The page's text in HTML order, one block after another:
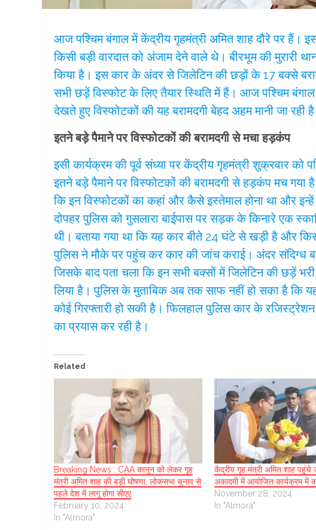
आज पश्चिम बंगाल में केंद्रीय गृहमंत्री अमित शाह दौरे पर हैं।
किसी बड़ी वारदात को अंजाम देने वाले थे। बीरभूम की मुरारी
किया है। इस कार के अंदर से जिलेटिन की छड़ों के 17 बक्से
सभी छड़ें विस्फोट के लिए तैयार स्थिति में हैं। आज पश्चिम
देखते हुए विस्फोटकों की यह बरामदगी बेहद अहम मानी जा रही
इतने बड़े पैमाने पर विस्फोटकों की बरामदगी से मचा हड़कंप
इसी कार्यक्रम की पूर्व संध्या पर केंद्रीय गृहमंत्री शुक्रवार
इतने बड़े पैमाने पर विस्फोटकों की बरामदगी से हड़कंप मच
कि इन विस्फोटकों का कहां और कैसे इस्तेमाल होना था और
दोपहर पुलिस को गुसलारा बाईपास पर सड़क के किनारे एक
थी। बताया गया था कि यह कार बीते 24 घंटे से खड़ी है और
पुलिस ने मौके पर पहुंच कर कार की जांच कराई। अंदर संदिग्ध
जिसके बाद पता चला कि इन सभी बक्सों में जिलेटिन की छड़ें
लिया है। पुलिस के मुताबिक अब तक साफ नहीं हो सका है कि
कोई गिरफ्तारी हो सकी है। फिलहाल पुलिस कार के
का प्रयास कर रही है।
Related
Breaking News : CAA कानून को लेकर गृह
मंत्री अमित शाह की बड़ी घोषणा, लोकसभा चुनाव से
पहले देश में लागू होगा सीएए
February 10, 2024
In "Almora"
केंद्रीय गृह मंत्री अमित शाह पहुंचे
अकादमी में आयोजित कार्यक्रम में
November 28, 2024
In "Almora"